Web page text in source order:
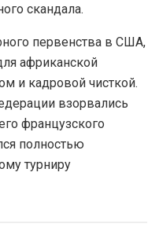
скандала.
первенства в США,
африканской
и кадровой чисткой.
взорвались
французского
полностью
турниру